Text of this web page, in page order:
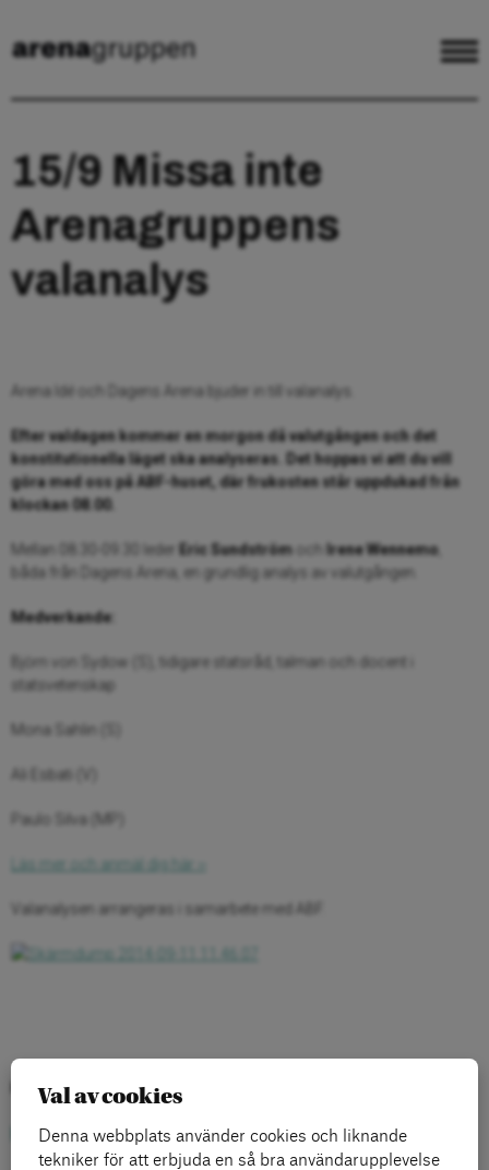
15/9 Missa inte
Arenagruppens
valanalys
Arena Idé och Dagens Arena bjuder in till valanalys.
Efter valdagen kommer en morgon då valutgången och det
konstitutionella läget ska analyseras. Det hoppas vi att du vill
göra med oss på ABF-huset, där frukosten står uppdukad från
klockan 08.00.
Mellan 08.30-09.30 leder Eric Sundström Irene Wennemo
båda från Dagens Arena, en grundlig analys av valutgången.
Medverkande:
Björn von Sydow (S), tidigare statsråd, talman och docent i
statsvetenskap
Mona Sahlin (S)
Ali Esbati (V)
Paulo Silva (MP)
Läs mer och anmäl dig här ››
Valanalysen arrangeras i samarbete med ABF.
Kategorier:
Blogg
Val av cookies
Denna webbplats använder cookies och liknande
tekniker för att erbjuda en så bra användarupplevelse